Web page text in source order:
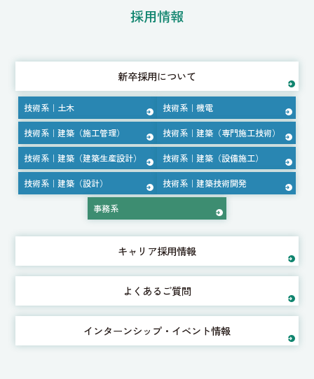
採用情報
新卒採用について
技術系｜土木 技術系｜機電
技術系｜建築（施工管理） 技術系｜建築（専門施工技術）
技術系｜建築（建築生産設計） 技術系｜建築（設備施工）
技術系｜建築（設計） 技術系｜建築技術開発
事務系
キャリア採用情報
よくあるご質問
インターンシップ・イベント情報